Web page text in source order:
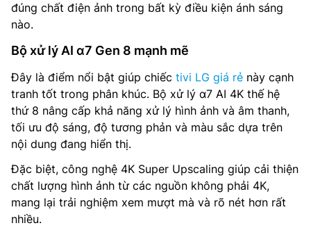
đúng chất điện ảnh trong bất kỳ điều kiện ánh sáng
nào.
Bộ xử lý AI α7 Gen 8 mạnh mẽ
Đây là điểm nổi bật giúp chiếc tivi LG giá rẻ này cạnh
tranh tốt trong phân khúc. Bộ xử lý α7 AI 4K thế hệ
thứ 8 nâng cấp khả năng xử lý hình ảnh và âm thanh,
tối ưu độ sáng, độ tương phản và màu sắc dựa trên
nội dung đang hiển thị.
Đặc biệt, công nghệ 4K Super Upscaling giúp cải thiện
chất lượng hình ảnh từ các nguồn không phải 4K,
mang lại trải nghiệm xem mượt mà và rõ nét hơn rất
nhiều.